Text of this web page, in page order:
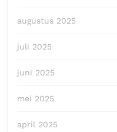
augustus 2025
juli 2025
juni 2025
mei 2025
april 2025